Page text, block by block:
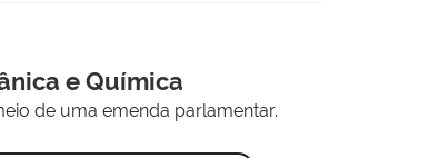
e Química
de uma emenda parlamentar.